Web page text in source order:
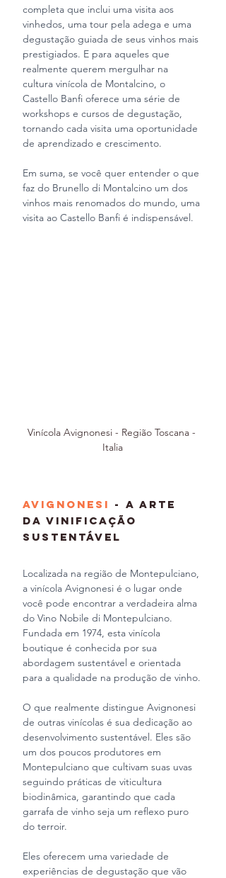
completa que inclui uma visita aos
vinhedos, uma tour pela adega e uma
degustação guiada de seus vinhos mais
prestigiados. E para aqueles que
realmente querem mergulhar na
cultura vinícola de Montalcino, o
Castello Banfi oferece uma série de
workshops e cursos de degustação,
tornando cada visita uma oportunidade
de aprendizado e crescimento.
Em suma, se você quer entender o que
faz do Brunello di Montalcino um dos
vinhos mais renomados do mundo, uma
visita ao Castello Banfi é indispensável.
Vinícola Avignonesi - Região Toscana -
Italia
Avignonesi - A Arte
da Vinificação
Sustentável
Localizada na região de Montepulciano,
a vinícola Avignonesi é o lugar onde
você pode encontrar a verdadeira alma
do Vino Nobile di Montepulciano.
Fundada em 1974, esta vinícola
boutique é conhecida por sua
abordagem sustentável e orientada
para a qualidade na produção de vinho.
O que realmente distingue Avignonesi
de outras vinícolas é sua dedicação ao
desenvolvimento sustentável. Eles são
um dos poucos produtores em
Montepulciano que cultivam suas uvas
seguindo práticas de viticultura
biodinâmica, garantindo que cada
garrafa de vinho seja um reflexo puro
do terroir.
Eles oferecem uma variedade de
experiências de degustação que vão